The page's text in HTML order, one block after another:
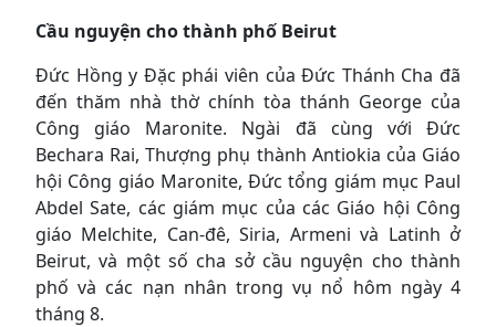
Cầu nguyện cho thành phố Beirut
Đức Hồng y Đặc phái viên của Đức Thánh Cha đã
đến thăm nhà thờ chính tòa thánh George của
Công giáo Maronite. Ngài đã cùng với Đức
Bechara Rai, Thượng phụ thành Antiokia của Giáo
hội Công giáo Maronite, Đức tổng giám mục Paul
Abdel Sate, các giám mục của các Giáo hội Công
giáo Melchite, Can-đê, Siria, Armeni và Latinh ở
Beirut, và một số cha sở cầu nguyện cho thành
phố và các nạn nhân trong vụ nổ hôm ngày 4
tháng 8.